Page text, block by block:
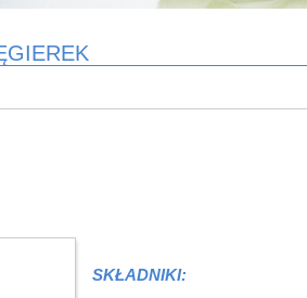
SKŁADNIKI: